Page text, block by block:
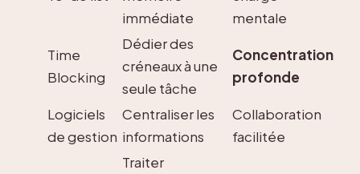
immédiate
mentale
Time
Blocking
Dédier des
créneaux à une
seule tâche
Concentration
profonde
Logiciels
de gestion
Centraliser les
informations
Collaboration
facilitée
Traiter